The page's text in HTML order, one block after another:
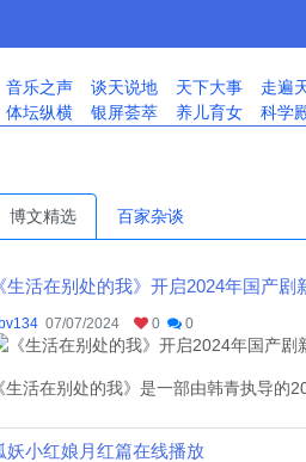
音乐之声 谈天说地 天下大事 走遍
体坛纵横
银屏荟萃 养儿育女 科学
博文精选 百家杂谈
《生活在别处的我》开启2024年国产剧
07/07/2024 0 0
《生活在别处的我》是一部由韩青执导的
妖小红娘月红篇在线播放